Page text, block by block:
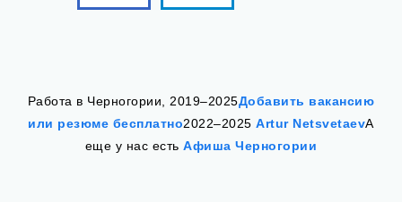
Работа в Черногории, 2019–2025Добавить вакансию
или резюме бесплатно2022–2025Artur NetsvetaevА
еще у нас естьАфиша Черногории